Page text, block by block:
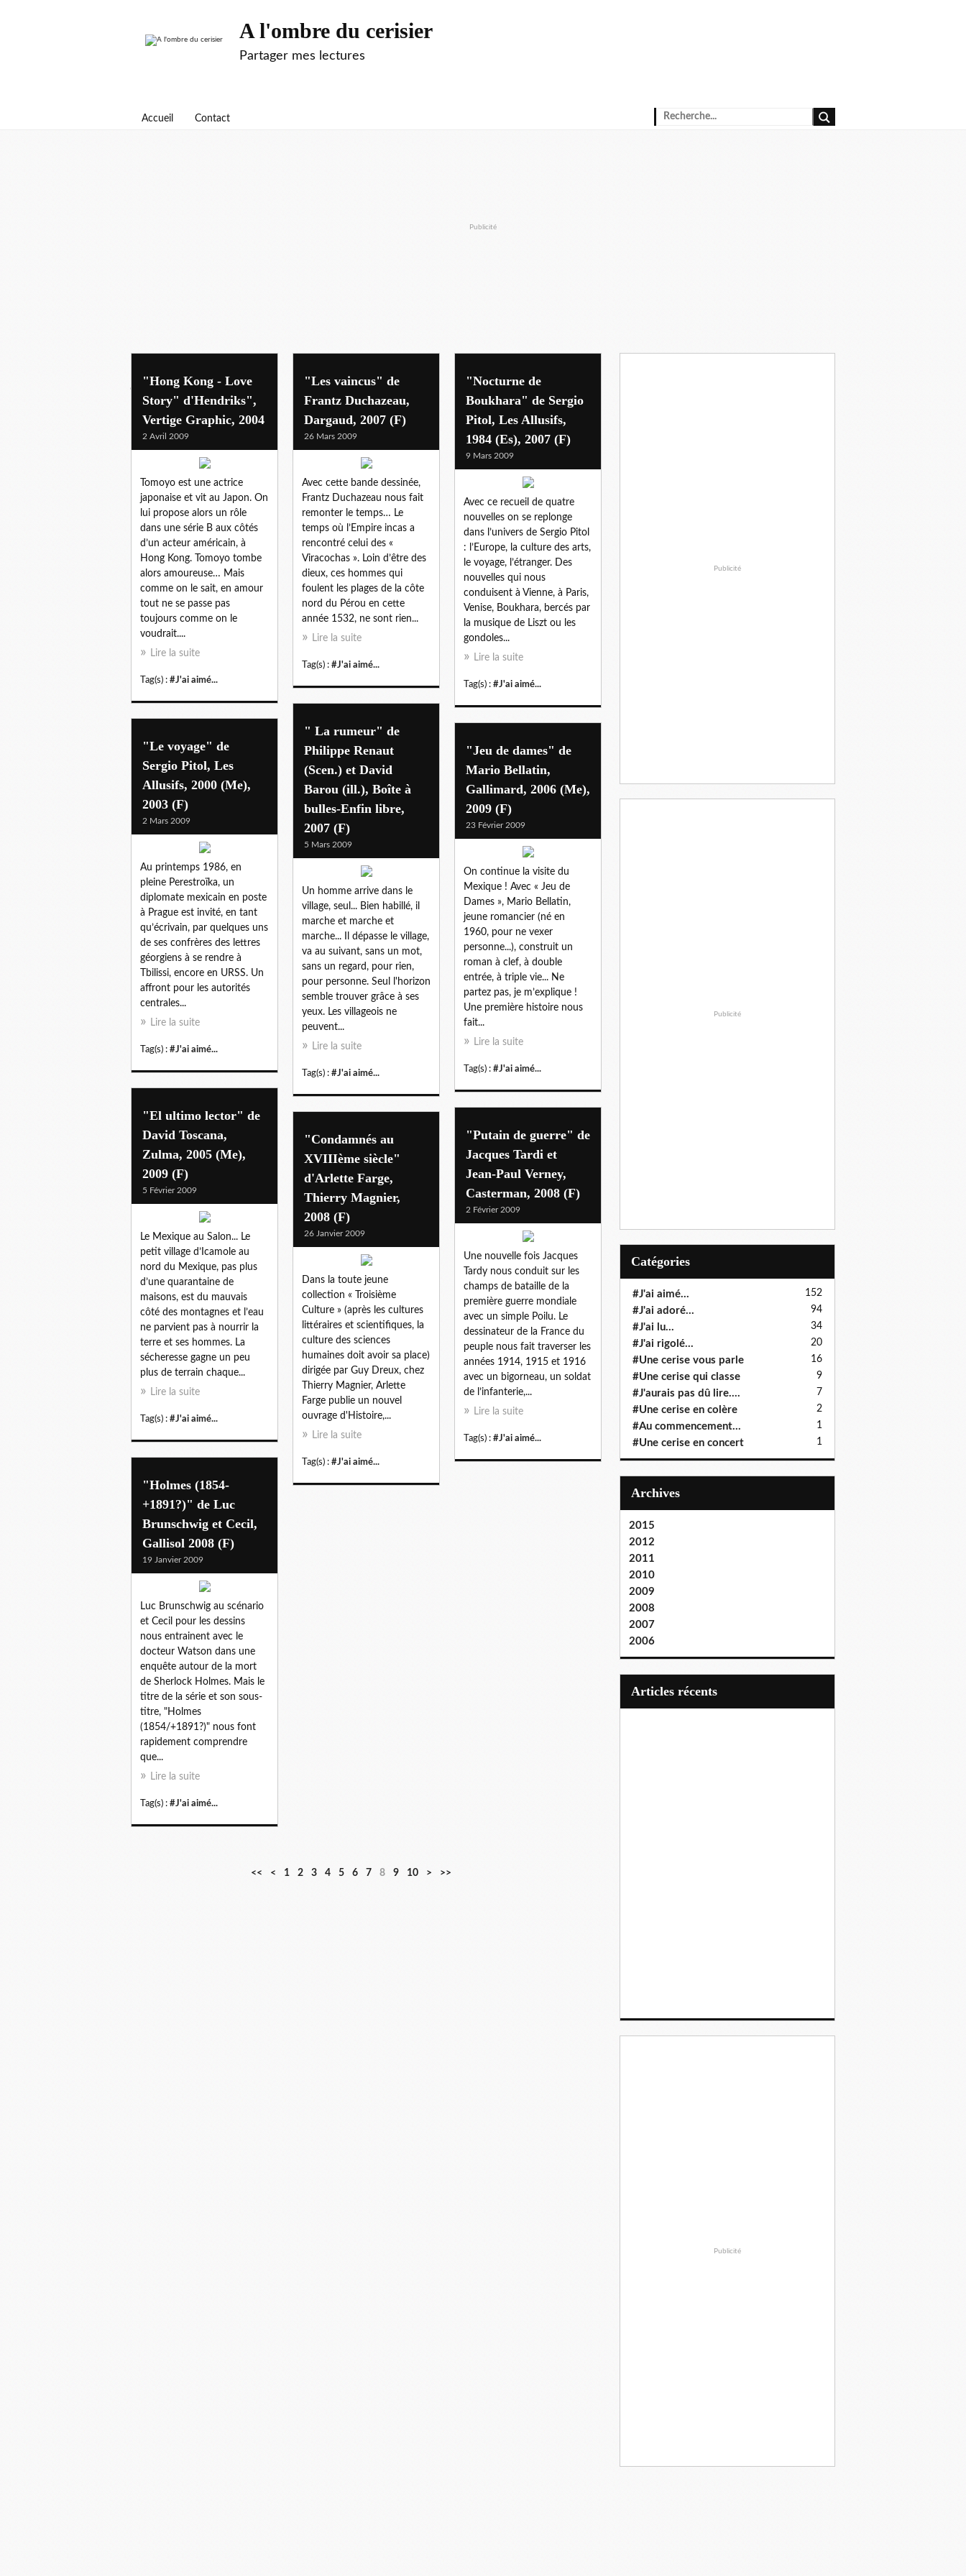
A l'ombre du cerisier
Partager mes lectures
Accueil Contact
Publicité
j'ai aime...
"Hong Kong - Love
Story" d'Hendriks",
Vertige Graphic, 2004
2 Avril 2009
Tomoyo est une actrice
japonaise et vit au Japon. On
lui propose alors un rôle
dans une série B aux côtés
d’un acteur américain, à
Hong Kong. Tomoyo tombe
alors amoureuse… Mais
comme on le sait, en amour
tout ne se passe pas
toujours comme on le
voudrait....
Lire la suite
Tag(s) : #J'ai aimé...
"Les vaincus" de
Frantz Duchazeau,
Dargaud, 2007 (F)
26 Mars 2009
Avec cette bande dessinée,
Frantz Duchazeau nous fait
remonter le temps… Le
temps où l’Empire incas a
rencontré celui des «
Viracochas ». Loin d’être des
dieux, ces hommes qui
foulent les plages de la côte
nord du Pérou en cette
année 1532, ne sont rien...
Lire la suite
Tag(s) : #J'ai aimé...
"Nocturne de
Boukhara" de Sergio
Pitol, Les Allusifs,
1984 (Es), 2007 (F)
9 Mars 2009
Avec ce recueil de quatre
nouvelles on se replonge
dans l’univers de Sergio Pitol
: l’Europe, la culture des arts,
le voyage, l’étranger. Des
nouvelles qui nous
conduisent à Vienne, à Paris,
Venise, Boukhara, bercés par
la musique de Liszt ou les
gondoles...
Lire la suite
Tag(s) : #J'ai aimé...
" La rumeur" de
Philippe Renaut
(Scen.) et David
Barou (ill.), Boîte à
bulles-Enfin libre,
2007 (F)
5 Mars 2009
Un homme arrive dans le
village, seul... Bien habillé, il
marche et marche et
marche... Il dépasse le village,
va au suivant, sans un mot,
sans un regard, pour rien,
pour personne. Seul l'horizon
semble trouver grâce à ses
yeux. Les villageois ne
peuvent...
Lire la suite
Tag(s) : #J'ai aimé...
"Le voyage" de
Sergio Pitol, Les
Allusifs, 2000 (Me),
2003 (F)
2 Mars 2009
Au printemps 1986, en
pleine Perestroïka, un
diplomate mexicain en poste
à Prague est invité, en tant
qu’écrivain, par quelques uns
de ses confrères des lettres
géorgiens à se rendre à
Tbilissi, encore en URSS. Un
affront pour les autorités
centrales...
Lire la suite
Tag(s) : #J'ai aimé...
"Jeu de dames" de
Mario Bellatin,
Gallimard, 2006 (Me),
2009 (F)
23 Février 2009
On continue la visite du
Mexique ! Avec « Jeu de
Dames », Mario Bellatin,
jeune romancier (né en
1960, pour ne vexer
personne...), construit un
roman à clef, à double
entrée, à triple vie... Ne
partez pas, je m’explique !
Une première histoire nous
fait...
Lire la suite
Tag(s) : #J'ai aimé...
"El ultimo lector" de
David Toscana,
Zulma, 2005 (Me),
2009 (F)
5 Février 2009
Le Mexique au Salon... Le
petit village d’Icamole au
nord du Mexique, pas plus
d’une quarantaine de
maisons, est du mauvais
côté des montagnes et l’eau
ne parvient pas à nourrir la
terre et ses hommes. La
sécheresse gagne un peu
plus de terrain chaque...
Lire la suite
Tag(s) : #J'ai aimé...
"Putain de guerre" de
Jacques Tardi et
Jean-Paul Verney,
Casterman, 2008 (F)
2 Février 2009
Une nouvelle fois Jacques
Tardy nous conduit sur les
champs de bataille de la
première guerre mondiale
avec un simple Poilu. Le
dessinateur de la France du
peuple nous fait traverser les
années 1914, 1915 et 1916
avec un bigorneau, un soldat
de l’infanterie,...
Lire la suite
Tag(s) : #J'ai aimé...
"Condamnés au
XVIIIème siècle"
d'Arlette Farge,
Thierry Magnier,
2008 (F)
26 Janvier 2009
Dans la toute jeune
collection « Troisième
Culture » (après les cultures
littéraires et scientifiques, la
culture des sciences
humaines doit avoir sa place)
dirigée par Guy Dreux, chez
Thierry Magnier, Arlette
Farge publie un nouvel
ouvrage d'Histoire,...
Lire la suite
Tag(s) : #J'ai aimé...
"Holmes (1854-
+1891?)" de Luc
Brunschwig et Cecil,
Gallisol 2008 (F)
19 Janvier 2009
Luc Brunschwig au scénario
et Cecil pour les dessins
nous entrainent avec le
docteur Watson dans une
enquête autour de la mort
de Sherlock Holmes. Mais le
titre de la série et son sous-
titre, "Holmes
(1854/+1891?)" nous font
rapidement comprendre
que...
Lire la suite
Tag(s) : #J'ai aimé...
<< < 1 2 3 4 5 6 7 8 9 10 > >>
Publicité
Publicité
Catégories
#J'ai aimé... 152
#J'ai adoré... 94
#J'ai lu... 34
#J'ai rigolé... 20
#Une cerise vous parle 16
#Une cerise qui classe 9
#J'aurais pas dû lire.... 7
#Une cerise en colère 2
#Au commencement... 1
#Une cerise en concert 1
Archives
2015
2012
2011
2010
2009
2008
2007
2006
articles récents
Publicité